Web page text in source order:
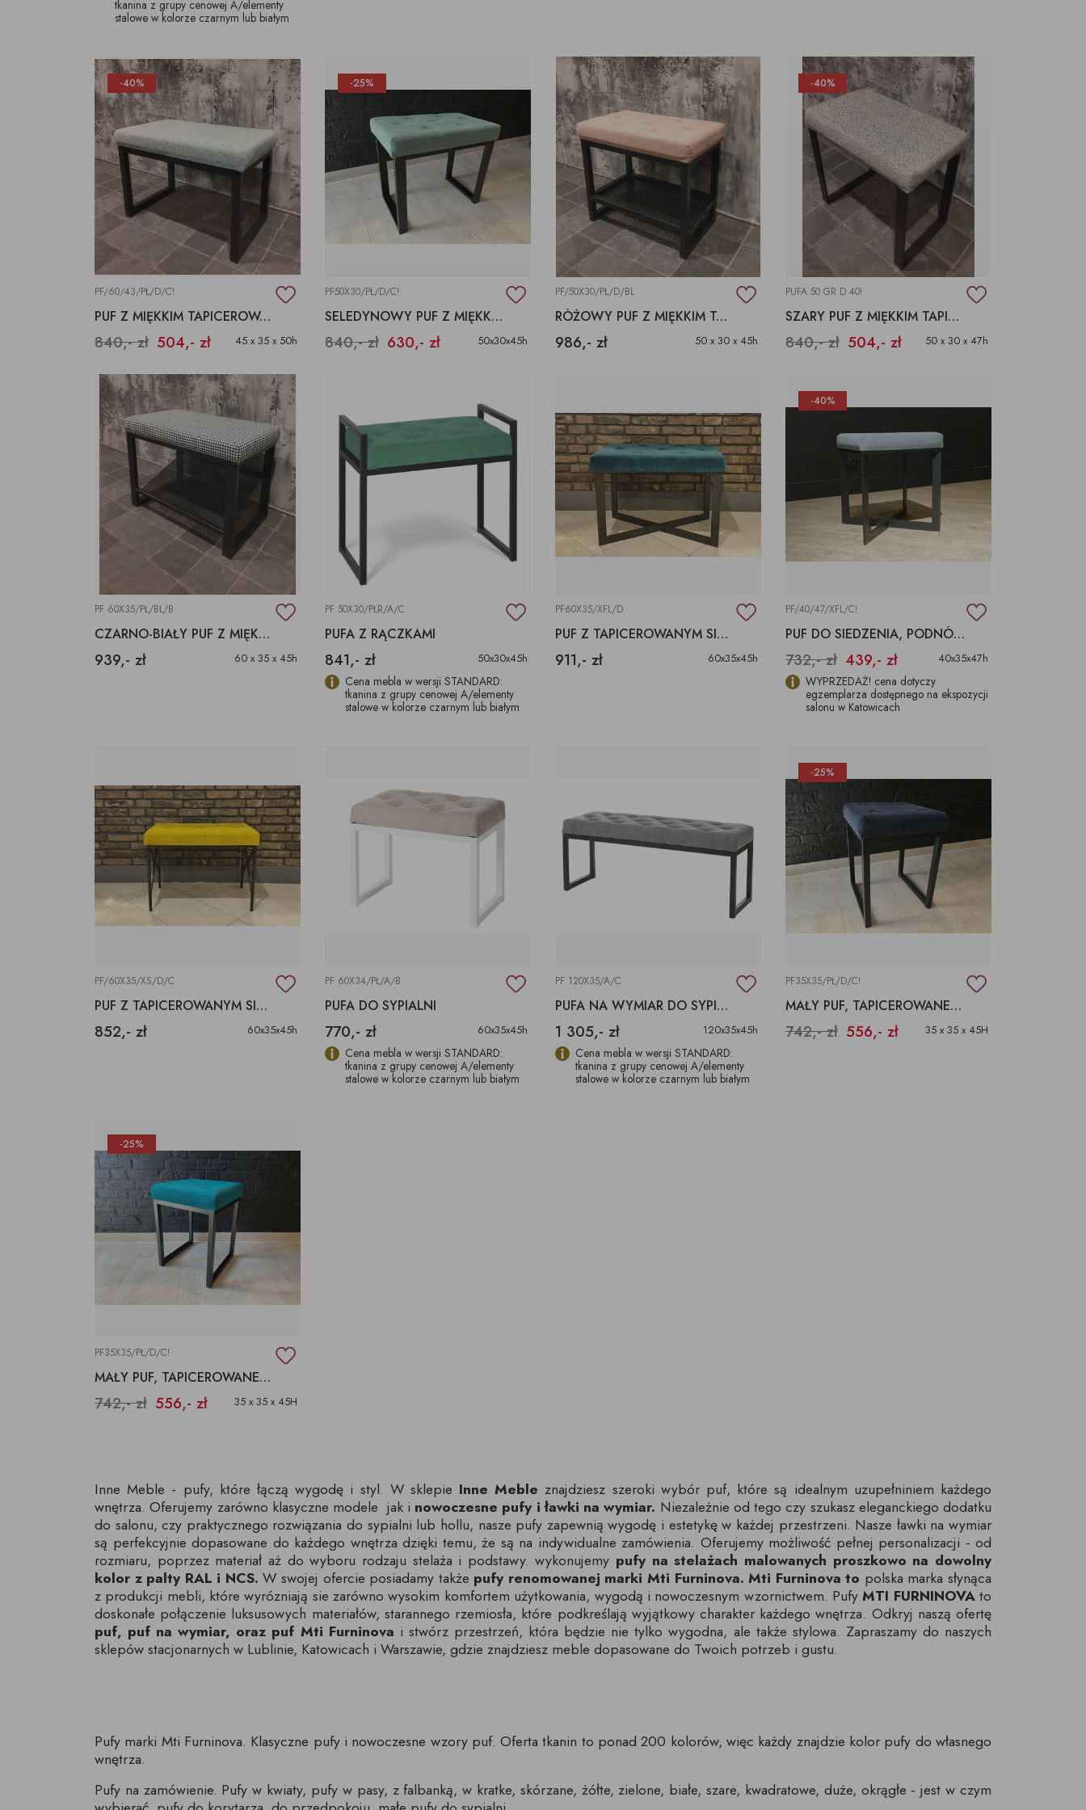
tkanina z grupy cenowej A/elementy
stalowe w kolorze czarnym lub białym
-40%
PF/60/43/PŁ/D/C!
PUF Z MIĘKKIM TAPICEROWANYM SIEDZISKIEM, STOŁEK DO TOALETKI
840,- zł 504,- zł 45 x 35 x 50h
-25%
PF50X30/PŁ/D/C!
SELEDYNOWY PUF Z MIĘKKIM TAPICEROWANYM SIEDZISKIEM
840,- zł 630,- zł 50x30x45h
PF/50X30/PŁ/D/BL
RÓŻOWY PUF Z MIĘKKIM TAPICEROWANYM SIEDZISKIEM
986,- zł 50 x 30 x 45h
-40%
PUFA 50 GR D 40!
SZARY PUF Z MIĘKKIM TAPICEROWANYM SIEDZISKIEM
840,- zł 504,- zł 50 x 30 x 47h
PF 60X35/PŁ/BL/B
CZARNO-BIAŁY PUF Z MIĘKKIM TAPICEROWANYM SIEDZISKIEM
939,- zł 60 x 35 x 45h
PF 50X30/PŁR/A/C
PUFA Z RĄCZKAMI
841,- zł 50x30x45h
Cena mebla w wersji STANDARD:
tkanina z grupy cenowej A/elementy
stalowe w kolorze czarnym lub białym
PF60X35/XFL/D
PUF Z TAPICEROWANYM SIEDZISKIEM
911,- zł 60x35x45h
-40%
PF/40/47/XFL/C!
PUF DO SIEDZENIA, PODNÓŻEK
732,- zł 439,- zł 40x35x47h
WYPRZEDAŻ! cena dotyczy
egzemplarza dostępnego na ekspozycji
salonu w Katowicach
PF/60X35/XS/D/C
PUF Z TAPICEROWANYM SIEDZISKIEM
852,- zł 60x35x45h
PF 60X34/PŁ/A/B
PUFA DO SYPIALNI
770,- zł 60x35x45h
Cena mebla w wersji STANDARD:
tkanina z grupy cenowej A/elementy
stalowe w kolorze czarnym lub białym
PF 120X35/A/C
PUFA NA WYMIAR DO SYPIALNI
1 305,- zł 120x35x45h
Cena mebla w wersji STANDARD:
tkanina z grupy cenowej A/elementy
stalowe w kolorze czarnym lub białym
-25%
PF35X35/PŁ/D/C!
MAŁY PUF, TAPICEROWANE SIEDZISKO, STOŁECZEK Z MIĘKKIM SIEDZISKIEM
742,- zł 556,- zł 35 x 35 x 45H
-25%
PF35X35/PŁ/D/C!
MAŁY PUF, TAPICEROWANE SIEDZISKO, TKANINA AQUACLEAN
742,- zł 556,- zł 35 x 35 x 45H
Inne Meble - pufy, które łączą wygodę i styl. W sklepie Inne Mebleznajdziesz szeroki wybór puf, które są idealnym uzupełniniem każdego
wnętrza. Oferujemy zarówno klasyczne modele jak i nowoczesne pufy i ławki na wymiar. Niezależnie od tego czy szukasz eleganckiego dodatku
do salonu, czy praktycznego rozwiązania do sypialni lub hollu, nasze pufy zapewnią wygodę i estetykę w każdej przestrzeni. Nasze ławki na wymiar
są perfekcyjnie dopasowane do każdego wnętrza dzięki temu, że są na indywidualne zamówienia. Oferujemy możliwość pełnej personalizacji - od
rozmiaru, poprzez materiał aż do wyboru rodzaju stelaża i podstawy. wykonujemy pufy na stelażach malowanych proszkowo na dowolny
kolor z palty RAL i NCS.W swojej ofercie posiadamy także pufy renomowanej marki Mti Furninova. Mti Furninova to polska marka słynąca
z produkcji mebli, które wyrózniają sie zarówno wysokim komfortem użytkowania, wygodą i nowoczesnym wzornictwem. PufyMTI FURNINOVAto
doskonałe połączenie luksusowych materiałów, starannego rzemiosła, które podkreślają wyjątkowy charakter każdego wnętrza. Odkryj naszą ofertę
puf, puf na wymiar, oraz puf Mti Furninova i stwórz przestrzeń, która będzie nie tylko wygodna, ale także stylowa. Zapraszamy do naszych
sklepów stacjonarnych w Lublinie, Katowicach i Warszawie, gdzie znajdziesz meble dopasowane do Twoich potrzeb i gustu.
Pufy marki Mti Furninova. Klasyczne pufy i nowoczesne wzory puf. Oferta tkanin to ponad 200 kolorów, więc każdy znajdzie kolor pufy do własnego
wnętrza.
Pufy na zamówienie. Pufy w kwiaty, pufy w pasy, z falbanką, w kratke, skórzane, żółte, zielone, białe, szare, kwadratowe, duże, okrągłe - jest w czym